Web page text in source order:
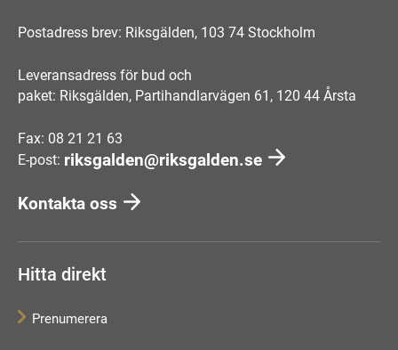
Postadress brev: Riksgälden, 103 74 Stockholm
Leveransadress för bud och
paket: Riksgälden, Partihandlarvägen 61, 120 44 Årsta
Fax: 08 21 21 63
E-post: riksgalden@riksgalden.se
Kontakta oss
Hitta direkt
Prenumerera